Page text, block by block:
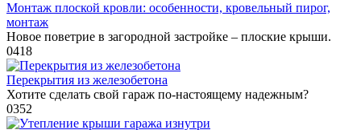
Монтаж плоской кровли: особенности, кровельный пирог,
монтаж
Новое поветрие в загородной застройке – плоские крыши.
0418
Перекрытия из железобетона
Хотите сделать свой гараж по-настоящему надежным?
0352